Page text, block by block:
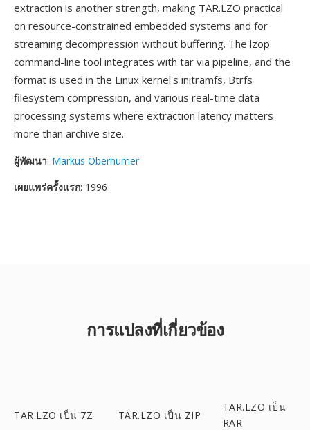
extraction is another strength, making TAR.LZO practical
on resource-constrained embedded systems and for
streaming decompression without buffering. The lzop
command-line tool integrates with tar via pipeline, and the
format is used in the Linux kernel's initramfs, Btrfs
filesystem compression, and various real-time data
processing systems where extraction latency matters
more than archive size.
ผู้พัฒนา: Markus Oberhumer
เผยแพร่ครั้งแรก: 1996
การแปลงที่เกี่ยวข้อง
TAR.LZO เป็น 7Z TAR.LZO เป็น ZIP
TAR.LZO เป็น
RAR